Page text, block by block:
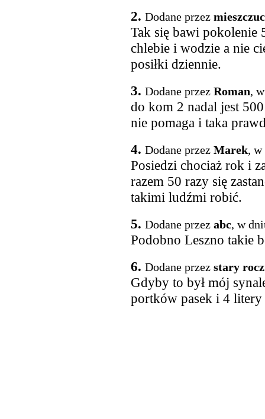
2. Dodane przez
Tak się bawi pokolenie
chlebie i wodzie a nie
posiłki dziennie.
3. Dodane przez Roman,
do kom 2 nadal jest
nie pomaga i taka
4. Dodane przez Marek, w
Posiedzi chociaż rok i
razem 50 razy się
takimi ludźmi robić.
5. Dodane przez abc, w
Podobno Leszno takie
6. Dodane przez stary
Gdyby to był mój
portków pasek i 4 litery